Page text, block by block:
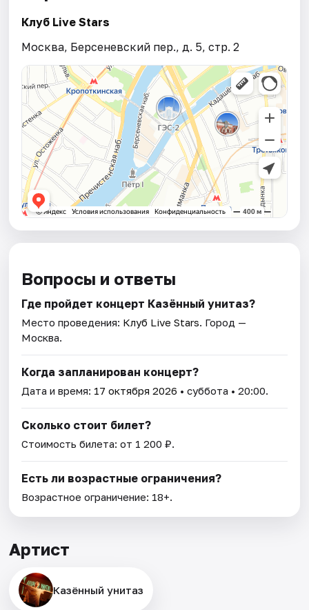
Клуб Live Stars
Москва, Берсеневский пер., д. 5, стр. 2
Вопросы и ответы
Где пройдет концерт Казённый унитаз?
Место проведения: Клуб Live Stars. Город —
Москва.
Когда запланирован концерт?
Дата и время: 17 октября 2026 • суббота • 20:00.
Сколько стоит билет?
Стоимость билета: от 1 200 ₽.
Есть ли возрастные ограничения?
Возрастное ограничение: 18+.
Артист
Казённый унитаз